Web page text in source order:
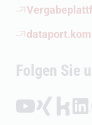
(Öffnet externen
(Öffnet
Folgen Sie
Folgen auf
Folgen auf
Folgen